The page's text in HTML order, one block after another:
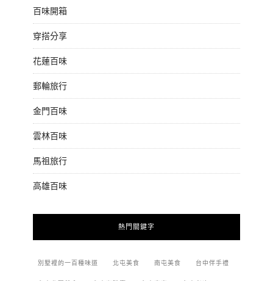
百味開箱
穿搭分享
花蓮百味
郵輪旅行
金門百味
雲林百味
馬祖旅行
高雄百味
熱門關鍵字
別墅裡的一百種味道 北屯美食 南屯美食 台中伴手禮